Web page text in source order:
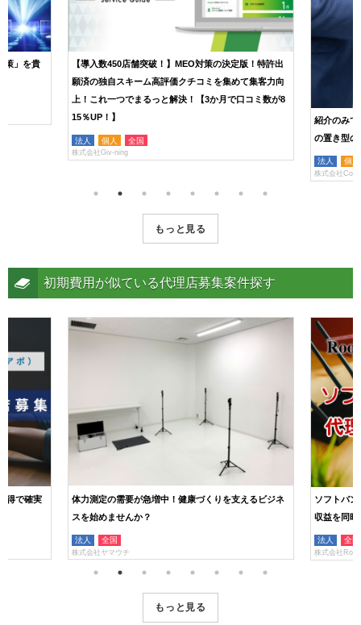
策」を貴
【導入数450店舗突破！】MEO対策の決定版！特許出
願済の独自スキーム高評価クチコミを集めて集客力向
上！これ一つでまるっと解決！【3か月で口コミ数が8
15％UP！】
法人 個人 全国
株式会社Giv-ning
紹介のみで
の置き型
法人 個人
株式会社
もっと見る
初期費用が似ている代理店募集案件探す
得で確実
体力測定の需要が急増中！健康づくりを支えるビジネ
スを始めませんか？
法人 全国
株式会社ヤマウチ
ソフトバ
収益を同時
法人 全国
株式会社
もっと見る